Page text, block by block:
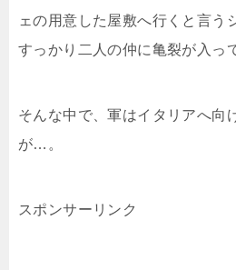
ェの用意した屋敷へ行くと言う
すっかり二人の仲に亀裂が入っ
そんな中で、軍はイタリアへ向
が…。
スポンサーリンク